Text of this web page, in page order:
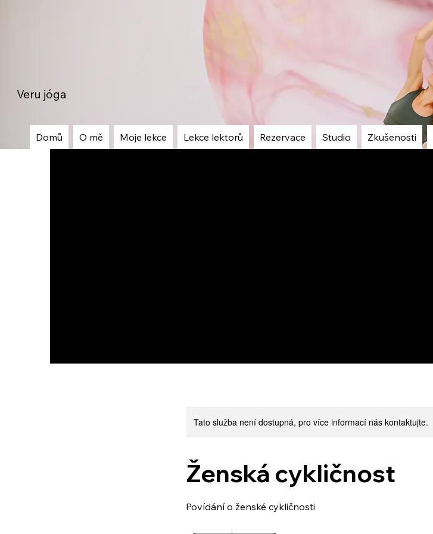
Veru jóga
Domů O mě Moje lekce Lekce lektorů Rezervace Studio Zkušenosti
Tato služba není dostupná, pro více informací nás kontaktujte.
Ženská cykličnost
Povídání o ženské cykličnosti